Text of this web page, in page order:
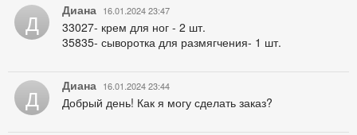
Д Диана 16.01.2024 23:47
33027- крем для ног - 2 шт.
35835- сыворотка для размягчения- 1 шт.
Д Диана 16.01.2024 23:44
Добрый день! Как я могу сделать заказ?